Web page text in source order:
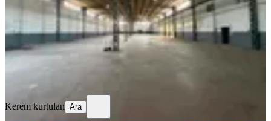
5+ Oda· 3250 m²· 03.08.2026
420.000 ₺
Kerem kurtulan Ara